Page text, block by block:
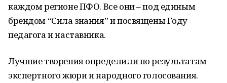
каждом регионе ПФО. Все они – под единым
брендом “Сила знания” и посвящены Году
педагога и наставника.
Лучшие творения определили по результатам
экспертного жюри и народного голосования.